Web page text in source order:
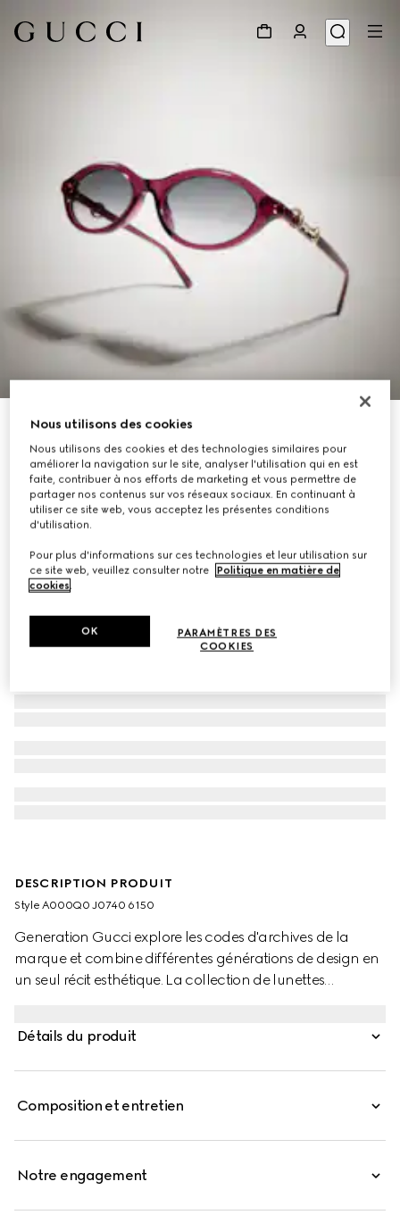
Lunettes de soleil ovales
€ 350
Déclinaisonstransparent bordeaux
DESCRIPTION PRODUIT
Style ‎A000Q0 J0740 6150
Generation Gucci explore les codes d'archives de la
marque et combine différentes générations de design en
un seul récit esthétique. La collection de lunettes
Détails du produit
Composition et entretien
Notre engagement
Nous utilisons des cookies
Nous utilisons des cookies et des technologies similaires pour
améliorer la navigation sur le site, analyser l'utilisation qui en est
faite, contribuer à nos efforts de marketing et vous permettre de
partager nos contenus sur vos réseaux sociaux. En continuant à
utiliser ce site web, vous acceptez les présentes conditions
d'utilisation.
Pour plus d'informations sur ces technologies et leur utilisation sur
ce site web, veuillez consulter notre
Politique en matière de
cookies.
PARAMÈTRES DES
COOKIES
OK